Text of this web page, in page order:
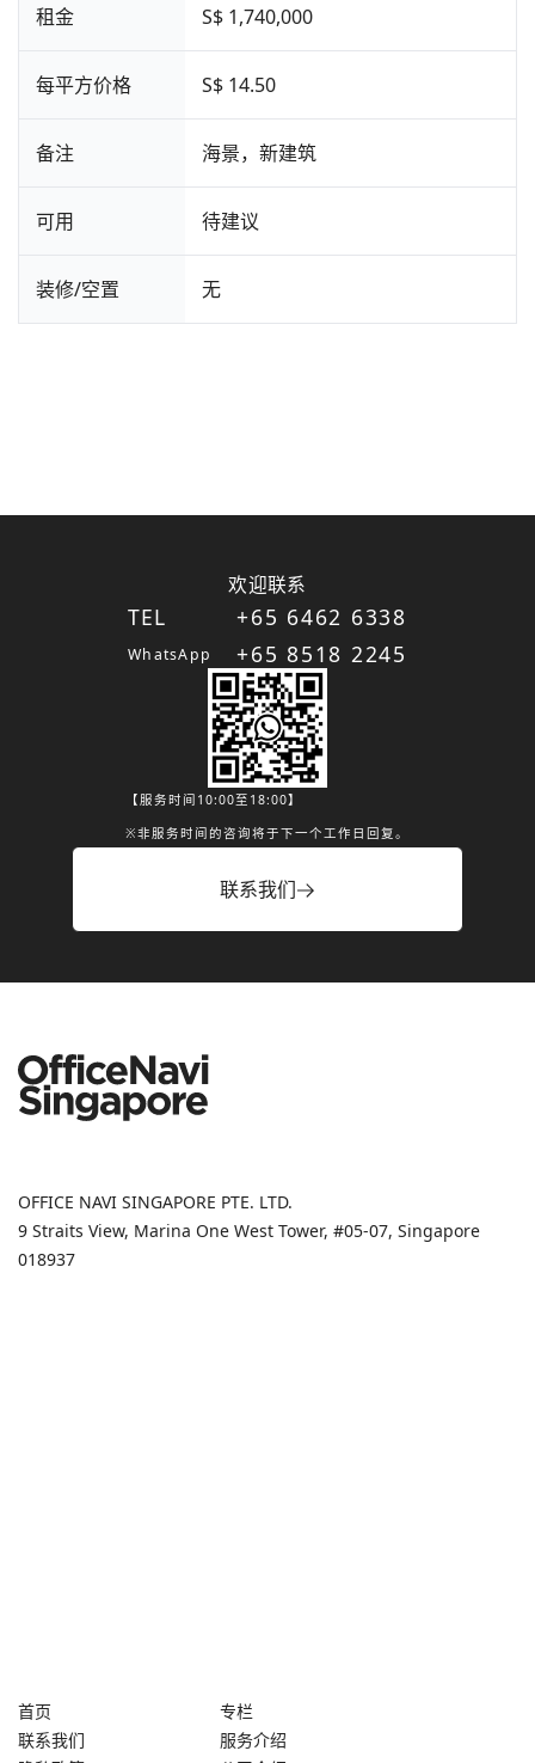
租金 S$ 1,740,000
每平方价格 S$ 14.50
备注 海景，新建筑
可用 待建议
装修/空置 无
欢迎联系
TEL
WhatsApp
+65 6462 6338
+65 8518 2245
【服务时间10:00至18:00】
※非服务时间的咨询将于下一个工作日回复。
联系我们
OFFICE NAVI SINGAPORE PTE. LTD.
9 Straits View, Marina One West Tower, #05-07, Singapore
018937
首页
专栏
联系我们
服务介绍